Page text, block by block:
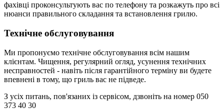
фахівці проконсультують вас по телефону та розкажуть про всі
нюанси правильного складання та встановлення грилю.
Технічне обслуговування
Ми пропонуємо технічне обслуговування всім нашим
клієнтам. Чищення, регулярний огляд, усунення технічних
несправностей - навіть після гарантійного терміну ви будете
впевнені в тому, що гриль вас не підведе.
З усіх питань, пов'язаних із сервісом, дзвоніть на номер 050
373 40 30